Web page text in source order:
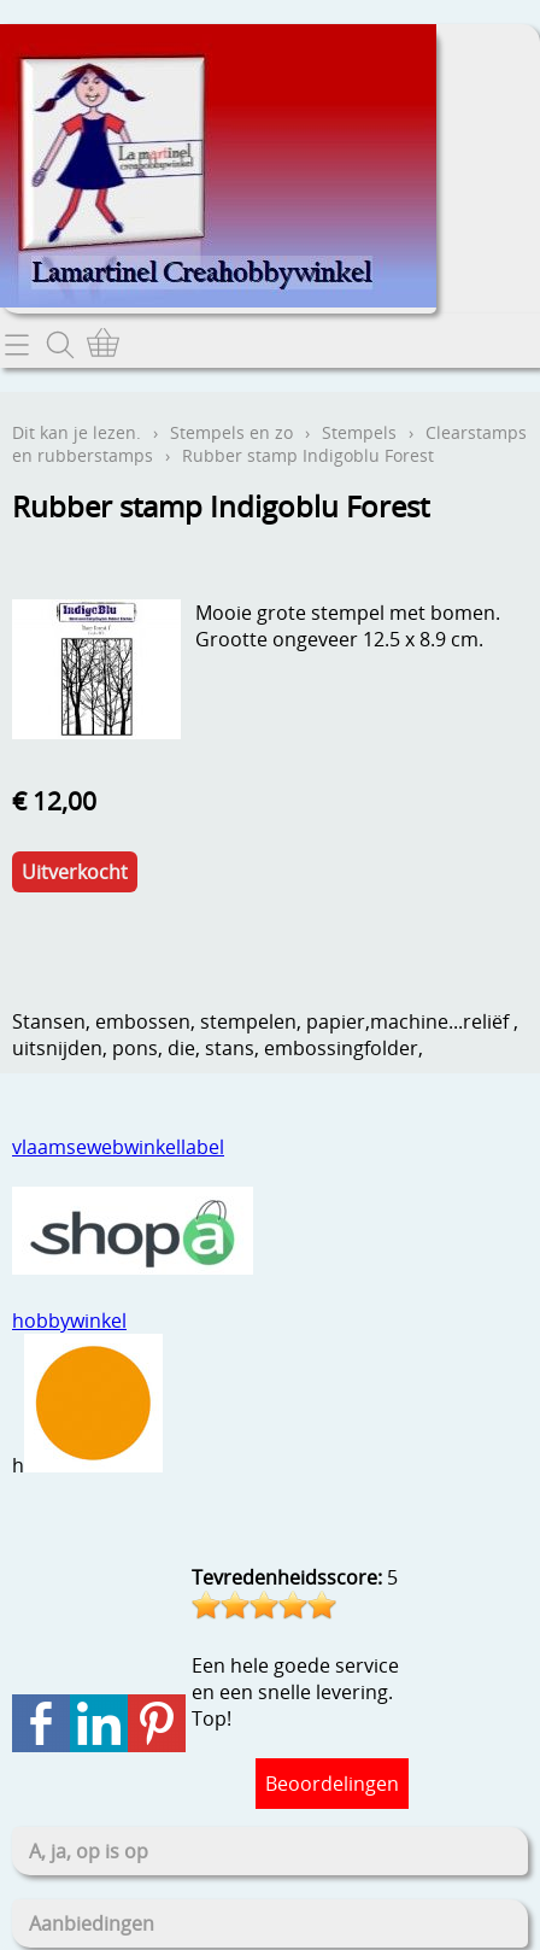
Home
Contact
Webwinkel
Aanbiedingen
Andere
Boeken en magazines
DVD-CD
Embossen
Hout , MDF, kartonmateriaal, steen
Kleurmateriaal-tekenmateriaal
Knipvellen
Leuke versieringen
Merken
Papier en karton
Ribbelaar
Stans machine en embossing machines
Template, mask, stencils, grids
Wat nog, een creatief kijkje
Verzend - en verpakkingsk
Mijn account
Gastenboek
vlaamsewebwinkellabel
hobbywinkel
h
Tevredenheidsscore: 5
Een hele goede service
en een snelle levering.
Top!
Beoordelingen
A, ja, op is op
Aanbiedingen
Dit kan je lezen. › Stempels en zo › Stempels › Clearstamps
en rubberstamps
› Rubber stamp Indigoblu Forest
Rubber stamp Indigoblu Forest
Mooie grote stempel met bomen.
Grootte ongeveer 12.5 x 8.9 cm.
€ 12,00
Uitverkocht
Stansen, embossen, stempelen, papier,machine...reliëf ,
uitsnijden, pons, die, stans, embossingfolder,